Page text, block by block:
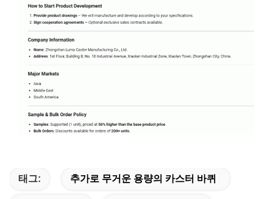
태그: 추가로 무거운 용량의 카스터 바퀴